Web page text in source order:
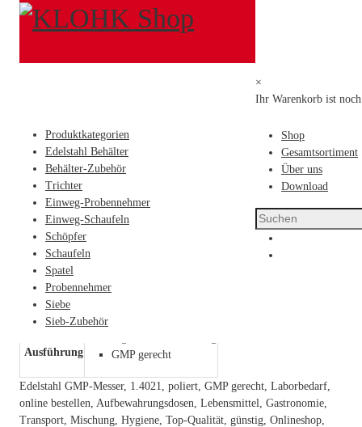
×
Ihr Warenkorb ist
Shop
Gesamtsortiment
Über uns
Download
Produktkategorien
Edelstahl Behälter
Behälter-Zubehör
Trichter
Einweg-Probennehmer
Einweg-Schaufeln
Schöpfer
Schaufeln
Spatel
Probennehmer
Siebe
Sieb-Zubehör
Produktkategorien Probennehmer
Schöpfer
Schaufeln
Spatel
Probennehmer
Siebe
Sieb-Zubehör
GMP-Messer
Werkstoff
Ausführung
GMP gerecht
Edelstahl GMP-Messer, 1.4021, poliert, GMP gerecht, Laborbedarf,
online bestellen, Aufbewahrungsdosen, Lebensmittel, Gastronomie,
Transport, Mischung, Hygiene, Top-Qualität, günstig, Onlineshop,